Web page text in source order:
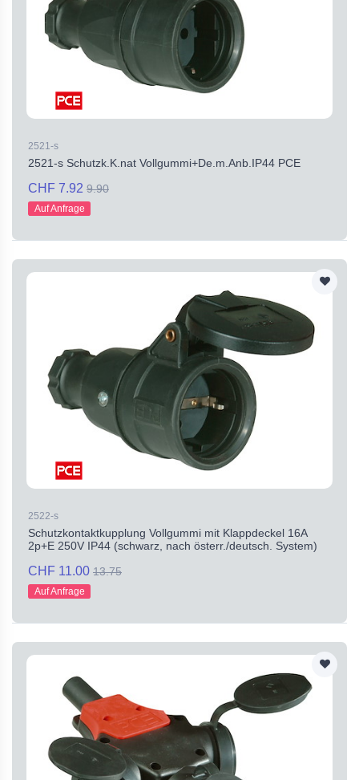
2521-s
2521-s Schutzk.K.nat Vollgummi+De.m.Anb.IP44 PCE
CHF 7.92 9.90
Auf Anfrage
2522-s
Schutzkontaktkupplung Vollgummi mit Klappdeckel 16A
2p+E 250V IP44 (schwarz, nach österr./deutsch. System)
CHF 11.00 13.75
Auf Anfrage